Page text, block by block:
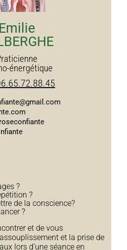
Emilie
énergétique
?
?
de la conscience?
?
et de vous
et la prise de
lors d’une séance en